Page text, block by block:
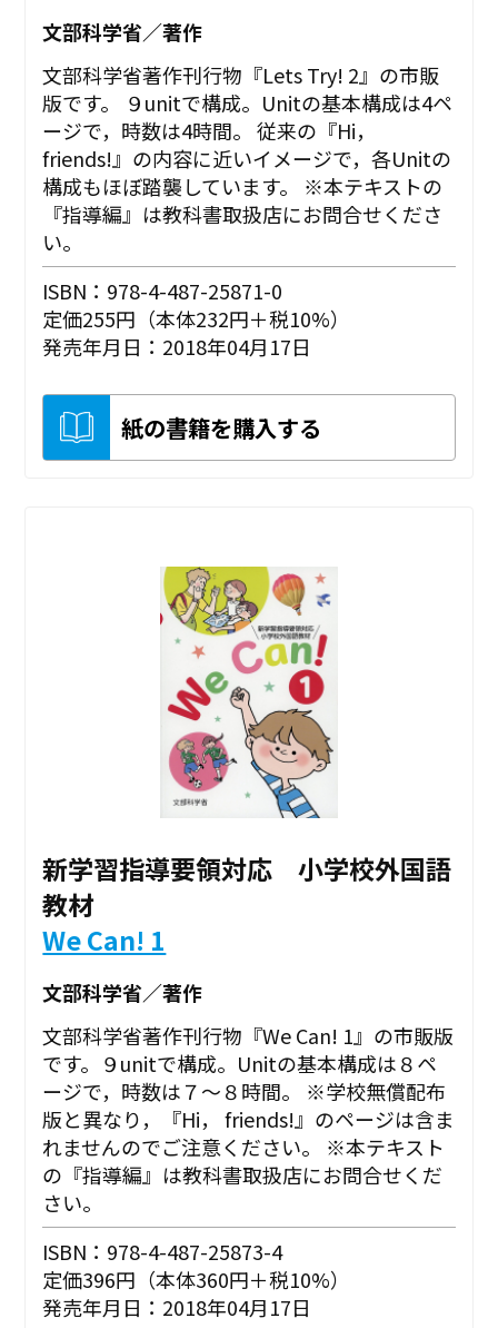
文部科学省／著作
文部科学省著作刊行物『Lets Try! 2』の市販
版です。 ９unitで構成。Unitの基本構成は4ペ
ージで，時数は4時間。 従来の『Hi，
friends!』の内容に近いイメージで，各Unitの
構成もほぼ踏襲しています。 ※本テキストの
『指導編』は教科書取扱店にお問合せくださ
い。
ISBN：978-4-487-25871-0
定価255円（本体232円＋税10%）
発売年月日：2018年04月17日
紙の書籍を購入する
新学習指導要領対応 小学校外国語
教材
We Can! 1
文部科学省／著作
文部科学省著作刊行物『We Can! 1』の市販版
です。９unitで構成。Unitの基本構成は８ペ
ージで，時数は７〜８時間。 ※学校無償配布
版と異なり，『Hi， friends!』のページは含ま
れませんのでご注意ください。 ※本テキスト
の『指導編』は教科書取扱店にお問合せくだ
さい。
ISBN：978-4-487-25873-4
定価396円（本体360円＋税10%）
発売年月日：2018年04月17日